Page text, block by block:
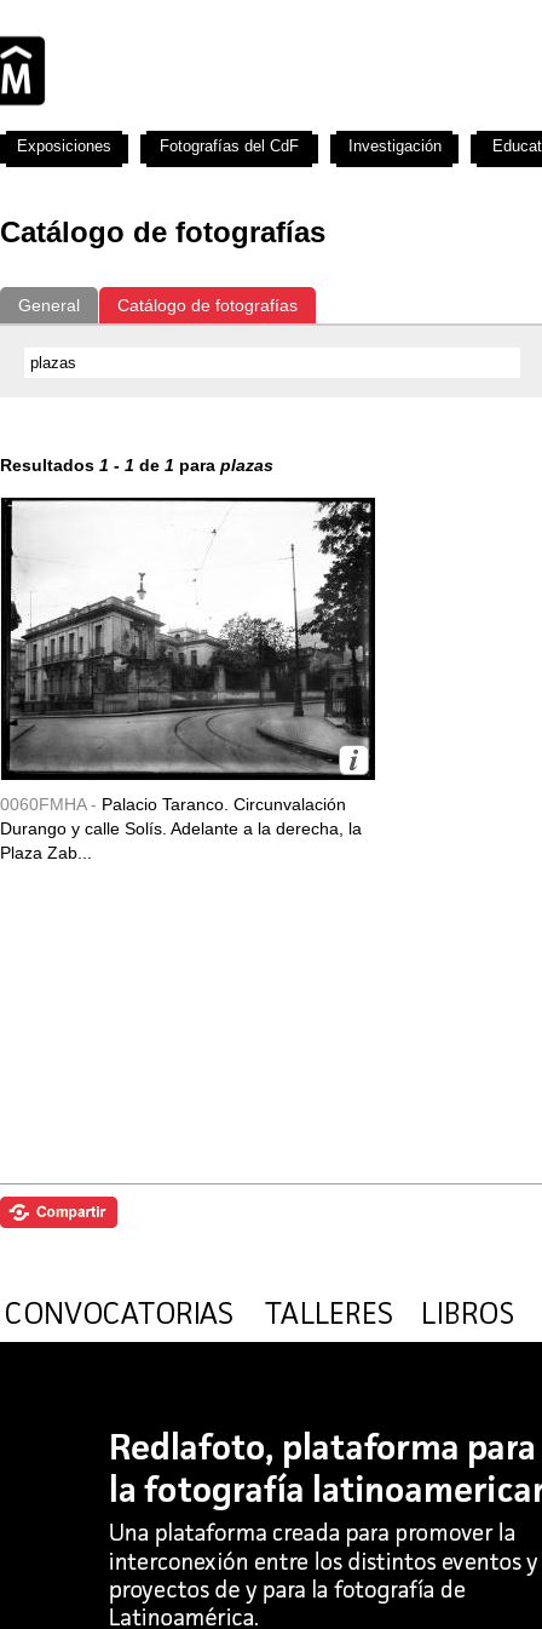
Catálogo de fotografías
General Catálogo de fotografías
Resultados 1 - 1 de 1 para plazas
0060FMHA - Palacio Taranco. Circunvalación
Durango y calle Solís. Adelante a la derecha, la
Plaza Zab...
Exposiciones Fotografías del CdF Investigación